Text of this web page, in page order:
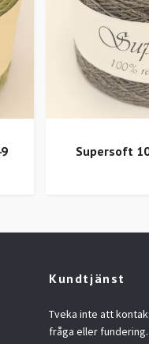
Supersoft
Kundtjänst
Tveka inte att
fråga eller